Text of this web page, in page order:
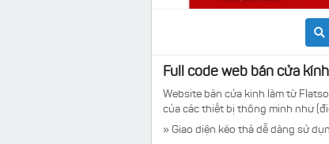
Full code web bán cửa
Website bán cửa kinh làm từ
của các thiết bị thông minh như
» Giao diện kéo thả dễ dàng sử